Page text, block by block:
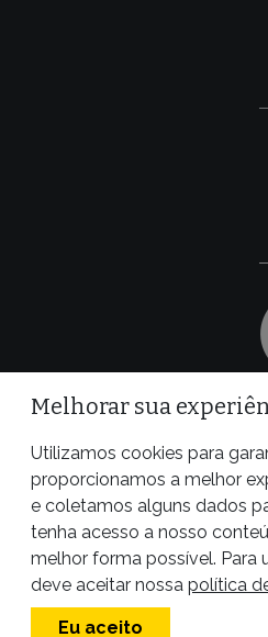
Melhorar sua
Utilizamos cookies para
proporcionamos a melhor
e coletamos alguns dados
tenha acesso a nosso
melhor forma possível. Para
deve aceitar nossa política
Eu aceito